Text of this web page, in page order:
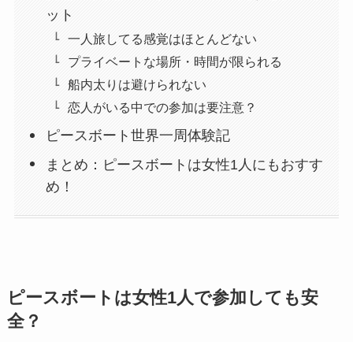
ット
一人旅してる感覚はほとんどない
プライベートな場所・時間が限られる
船内太りは避けられない
恋人がいる中での参加は要注意？
ピースボート世界一周体験記
まとめ：ピースボートは女性1人にもおすす
め！
ピースボートは女性1人で参加しても安
全？